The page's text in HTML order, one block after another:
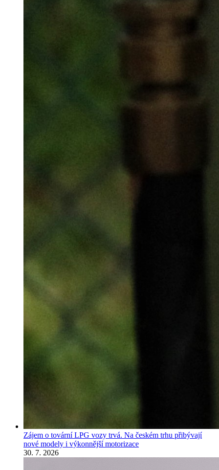
Zájem o tovární LPG vozy trvá. Na českém trhu přibývají
nové modely i výkonnější motorizace
30. 7. 2026